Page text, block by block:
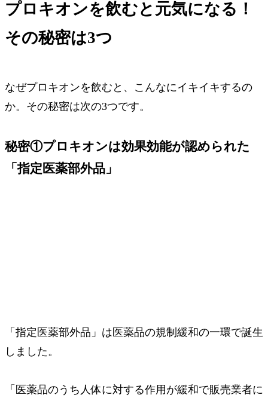
プロキオンを飲むと元気になる！
その秘密は3つ
なぜプロキオンを飲むと、こんなにイキイキするの
か。その秘密は次の3つです。
秘密①プロキオンは効果効能が認められた
「指定医薬部外品」
「指定医薬部外品」は医薬品の規制緩和の一環で誕生
しました。
「医薬品のうち人体に対する作用が緩和で販売業者に